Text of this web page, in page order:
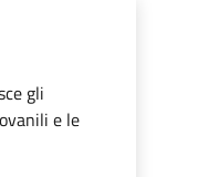
gli
e le